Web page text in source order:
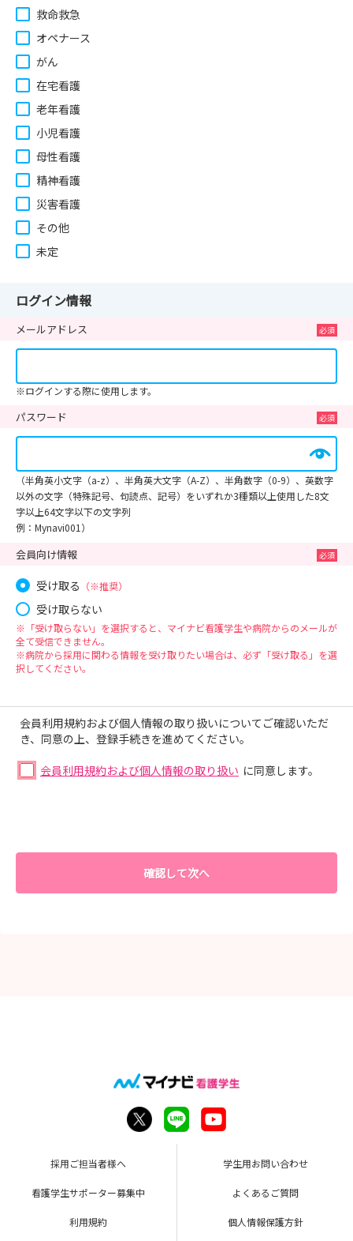
救命救急
オペナース
がん
在宅看護
老年看護
小児看護
母性看護
精神看護
災害看護
その他
未定
ログイン情報
メールアドレス
※ログインする際に使用します。
パスワード
（半角英小文字（a-z）、半角英大文字（A-Z）、半角数字（0-9）、英数字
以外の文字（特殊記号、句読点、記号）をいずれか3種類以上使用した8文
字以上64文字以下の文字列
例：Mynavi001）
会員向け情報
受け取る （※推奨）
受け取らない
※「受け取らない」を選択すると、マイナビ看護学生や病院からのメールが
全て受信できません。
※病院から採用に関わる情報を受け取りたい場合は、必ず「受け取る」を選
択してください。
会員利用規約および個人情報の取り扱いについてご確認いただ
き、同意の上、登録手続きを進めてください。
会員利用規約および個人情報の取り扱い に同意します。
確認して次へ
採用ご担当者様へ 学生用お問い合わせ
看護学生サポーター募集中 よくあるご質問
利用規約 個人情報保護方針